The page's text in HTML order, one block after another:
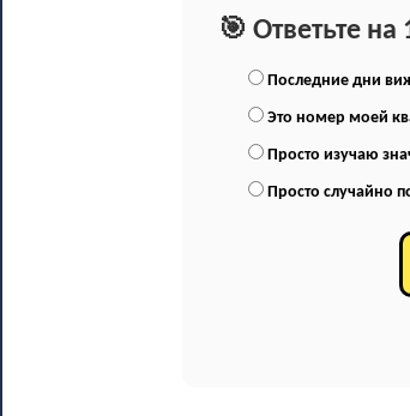
🎯 Ответьте
Последние дни
Это номер моей
Просто изучаю
Просто случайно